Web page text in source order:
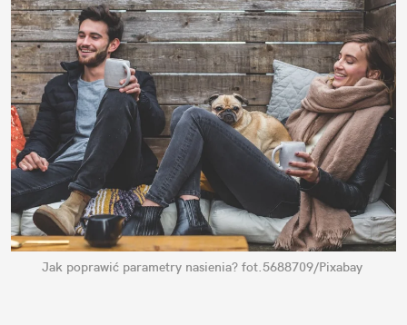
Jak poprawić parametry nasienia? fot.5688709/Pixabay